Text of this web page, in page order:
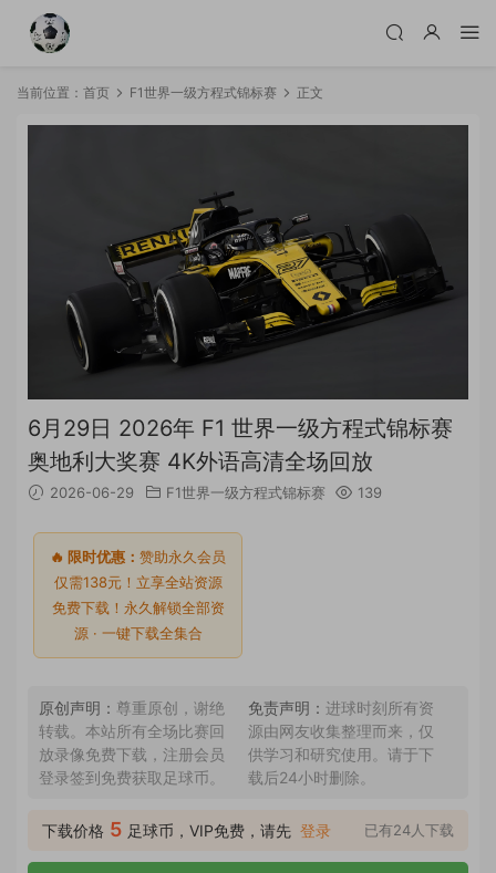
当前位置： 首页 F1世界一级方程式锦标赛 正文
6月29日 2026年 F1 世界一级方程式锦标赛
奥地利大奖赛 4K外语高清全场回放
2026-06-29 F1世界一级方程式锦标赛 139
🔥 限时优惠： 赞助永久会员
仅需138元！立享全站资源
免费下载！永久解锁全部资
源 · 一键下载全集合
原创声明： 尊重原创，谢绝
转载。本站所有全场比赛回
放录像免费下载，注册会员
登录签到免费获取足球币。
免责声明： 进球时刻所有资
源由网友收集整理而来，仅
供学习和研究使用。请于下
载后24小时删除。
下载价格 5 足球币，VIP免费，请先 登录 已有24人下载